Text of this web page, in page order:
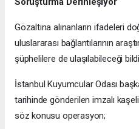
Gözaltına alınanların ifadeleri
uluslararası bağlantılarının
şüphelilere de ulaşılabileceği
İstanbul Kuyumcular Odası
tarihinde gönderilen imzalı
söz konusu operasyon;